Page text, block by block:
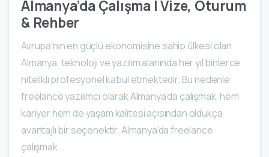
Almanya’da Çalışma | Vize, Oturum
& Rehber
Avrupa’nın en güçlü ekonomisine sahip ülkesi olan
Almanya, teknoloji ve yazılım alanında her yıl binlerce
nitelikli profesyonel kabul etmektedir. Bu nedenle
freelance yazılımcı olarak Almanya’da çalışmak, hem
kariyer hem de yaşam kalitesi açısından oldukça
avantajlı bir seçenektir. Almanya’da freelance
çalışmak...